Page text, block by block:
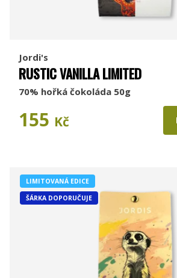
Jordi's
RUSTIC VANILLA LIMITED
70% hořká čokoláda 50g
155 Kč
LIMITOVANÁ EDICE
ŠÁRKA DOPORUČUJE